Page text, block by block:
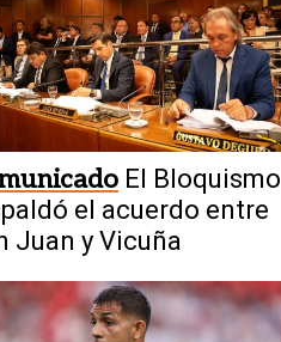
El Bloquismo
el acuerdo entre
Juan y Vicuña